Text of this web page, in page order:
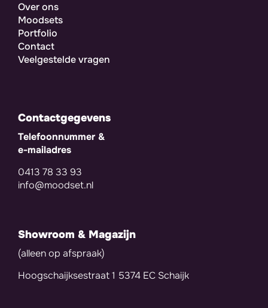
Over ons
Moodsets
Portfolio
Contact
Veelgestelde vragen
Contactgegevens
Telefoonnummer &
e-mailadres
0413 78 33 93
info@moodset.nl
Showroom & Magazijn
(alleen op afspraak)
Hoogschaijksestraat 1 5374 EC Schaijk